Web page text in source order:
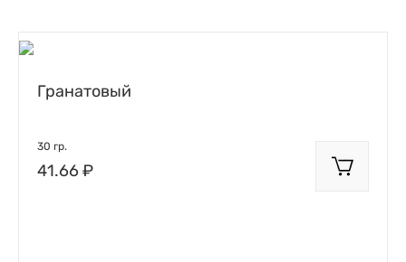
Гранатовый
30 гр.
41.66 ₽